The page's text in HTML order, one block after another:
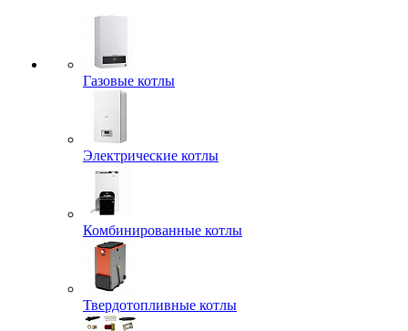
Газовые котлы
Электрические котлы
Комбинированные котлы
Твердотопливные котлы